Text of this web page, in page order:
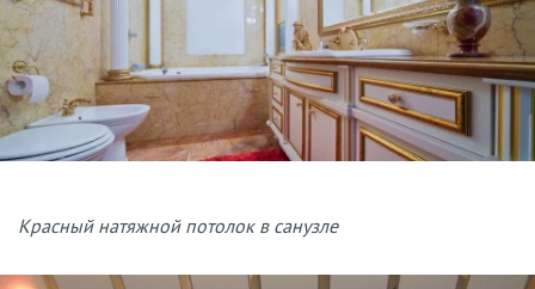
Красный натяжной потолок в санузле